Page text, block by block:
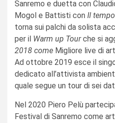
Sanremo e duetta con
Mogol e Battisti con Il
torna sui palchi da solista
per il Warm up Tourche si
2018 come Migliore live di
Ad ottobre 2019 esce il
dedicato all’attivista
quale segue un tour di sei
Nel 2020 Piero Pelù
Festival di Sanremo come